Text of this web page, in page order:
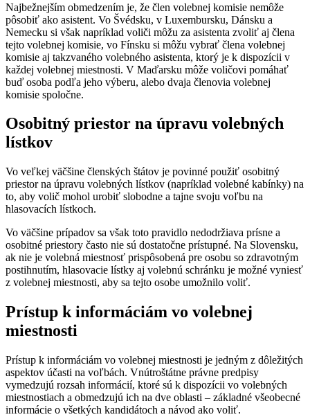
Najbežnejším obmedzením je, že člen volebnej komisie nemôže
pôsobiť ako asistent. Vo Švédsku, v Luxembursku, Dánsku a
Nemecku si však napríklad voliči môžu za asistenta zvoliť aj člena
tejto volebnej komisie, vo Fínsku si môžu vybrať člena volebnej
komisie aj takzvaného volebného asistenta, ktorý je k dispozícii v
každej volebnej miestnosti. V Maďarsku môže voličovi pomáhať
buď osoba podľa jeho výberu, alebo dvaja členovia volebnej
komisie spoločne.
Osobitný priestor na úpravu volebných
lístkov
Vo veľkej väčšine členských štátov je povinné použiť osobitný
priestor na úpravu volebných lístkov (napríklad volebné kabínky) na
to, aby volič mohol urobiť slobodne a tajne svoju voľbu na
hlasovacích lístkoch.
Vo väčšine prípadov sa však toto pravidlo nedodržiava prísne a
osobitné priestory často nie sú dostatočne prístupné. Na Slovensku,
ak nie je volebná miestnosť prispôsobená pre osobu so zdravotným
postihnutím, hlasovacie lístky aj volebnú schránku je možné vyniesť
z volebnej miestnosti, aby sa tejto osobe umožnilo voliť.
Prístup k informáciám vo volebnej
miestnosti
Prístup k informáciám vo volebnej miestnosti je jedným z dôležitých
aspektov účasti na voľbách. Vnútroštátne právne predpisy
vymedzujú rozsah informácií, ktoré sú k dispozícii vo volebných
miestnostiach a obmedzujú ich na dve oblasti – základné všeobecné
informácie o všetkých kandidátoch a návod ako voliť.